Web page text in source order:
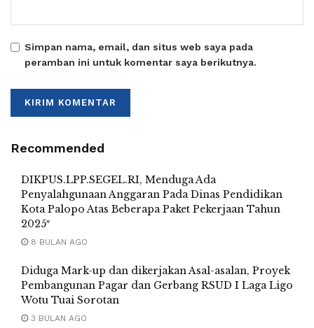
Simpan nama, email, dan situs web saya pada
peramban ini untuk komentar saya berikutnya.
Recommended
DIKPUS.LPP.SEGEL.RI, Menduga Ada
Penyalahgunaan Anggaran Pada Dinas Pendidikan
Kota Palopo Atas Beberapa Paket Pekerjaan Tahun
2025″
8 BULAN AGO
Diduga Mark-up dan dikerjakan Asal-asalan, Proyek
Pembangunan Pagar dan Gerbang RSUD I Laga Ligo
Wotu Tuai Sorotan
3 BULAN AGO